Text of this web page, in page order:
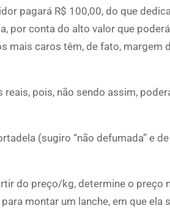
pagará R$ 100,00, do que
por conta do alto valor que
mais caros têm, de fato, margem
pois, não sendo assim,
(sugiro “não defumada” e
do preço/kg, determine o preço
montar um lanche, em que ela